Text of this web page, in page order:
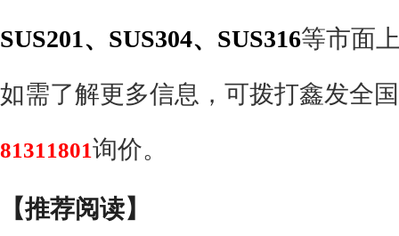
SUS201、SUS304、SUS316等市面
如需了解更多信息，可拨打鑫发全
81311801询价。
【推荐阅读】